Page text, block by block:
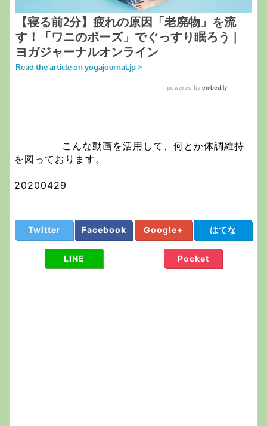
こんな動画を活用して、何とか体調維持
を図っております。
20200429
Twitter Facebook Google+ はてな
LINE Pocket